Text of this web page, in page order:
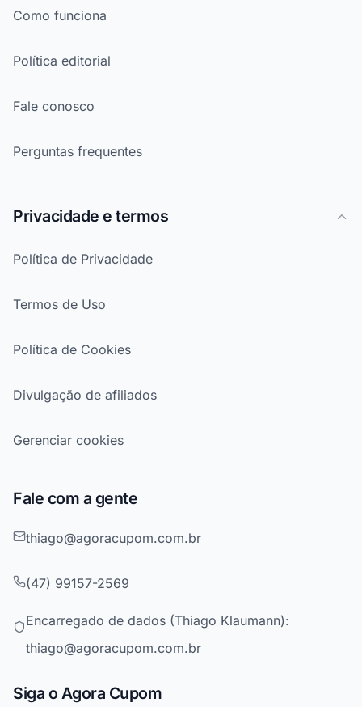
Como funciona
Política editorial
Fale conosco
Perguntas frequentes
Privacidade e termos
Política de Privacidade
Termos de Uso
Política de Cookies
Divulgação de afiliados
Gerenciar cookies
Fale com a gente
thiago@agoracupom.com.br
(47) 99157-2569
Encarregado de dados (Thiago Klaumann):
thiago@agoracupom.com.br
Siga o Agora Cupom